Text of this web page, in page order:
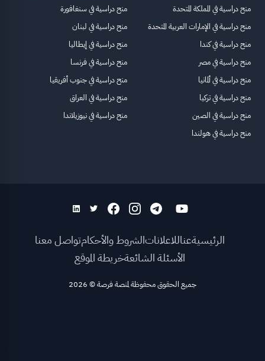
منح دراسية في المملكة المتحدة
منح دراسية في الإمارات العربية المتحدة
منح دراسية في كندا
منح دراسية في مصر
منح دراسية في ألمانيا
منح دراسية في تركيا
منح دراسية في الصين
منح دراسية في هولندا
منح دراسية في سنغافورة
منح دراسية في لبنان
منح دراسية في إيطاليا
منح دراسية في فرنسا
منح دراسية في جنوب أفريقيا
منح دراسية في العراق
منح دراسية في نيوزيلاندا
الرئيسيةعناللاعلاناتالشروط والأحكامتواصل معنا
الأسئلة الشائعةخريطة الموقع
جميع الحقوق محفوظة لمنصة فرصة©
2026